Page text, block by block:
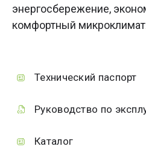
энергосбережение,
комфортный микроклимат
Технический паспорт
Руководство по
Каталог